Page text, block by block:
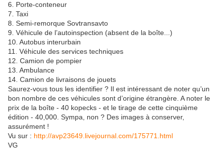
6. Porte-conteneur
7. Taxi
8. Semi-remorque Sovtransavto
9. Véhicule de l’autoinspection (absent de la boîte...)
10. Autobus interurbain
11. Véhicule des services techniques
12. Camion de pompier
13. Ambulance
14. Camion de livraisons de jouets
Saurez-vous tous les identifier ? Il est intéressant de noter qu’un
bon nombre de ces véhicules sont d’origine étrangère. A noter le
prix de la boîte - 40 kopecks - et le tirage de cette cinquième
édition - 40,000. Sympa, non ? Des images à conserver,
assurément !
Vu sur : http://avp23649.livejournal.com/175771.html
VG